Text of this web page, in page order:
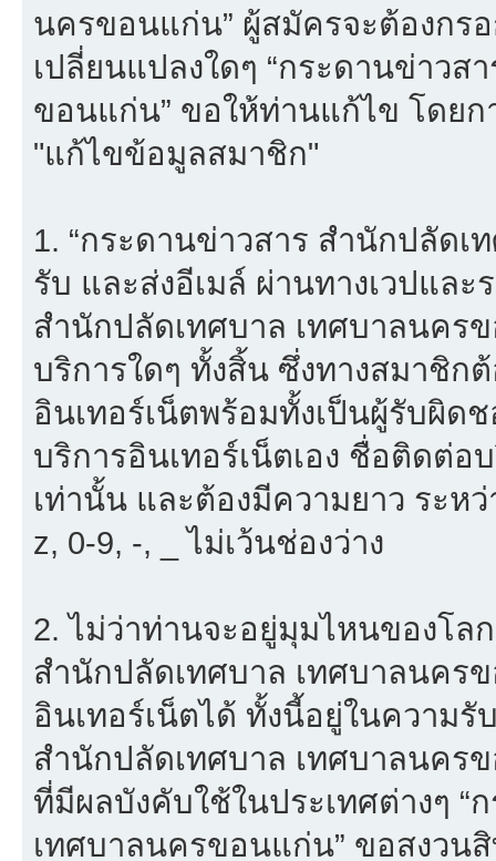
นครขอนแก่น” ผู้สมัครจะต้องกร
เปลี่ยนแปลงใดๆ “กระดานข่าว
ขอนแก่น” ขอให้ท่านแก้ไข โดย
"แก้ไขข้อมูลสมาชิก"
1. “กระดานข่าวสาร สำนักปลัด
รับ และส่งอีเมล์ ผ่านทางเวปแล
สำนักปลัดเทศบาล เทศบาลนคร
บริการใดๆ ทั้งสิ้น ซึ่งทางสมาชิก
อินเทอร์เน็ตพร้อมทั้งเป็นผู้รับผิด
บริการอินเทอร์เน็ตเอง ชื่อติดต่อ
เท่านั้น และต้องมีความยาว ระห
z, 0-9, -, _ ไม่เว้นช่องว่าง
2. ไม่ว่าท่านจะอยู่มุมไหนของโล
สำนักปลัดเทศบาล เทศบาลนคร
อินเทอร์เน็ตได้ ทั้งนี้อยู่ในความ
สำนักปลัดเทศบาล เทศบาลนคร
ที่มีผลบังคับใช้ในประเทศต่างๆ
เทศบาลนครขอนแก่น” ขอสงวน